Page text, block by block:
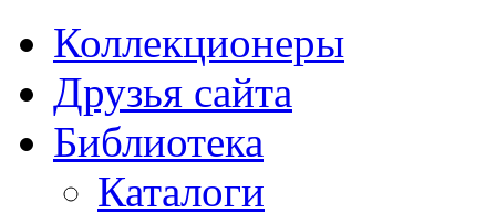
Коллекционеры
Друзья сайта
Библиотека
Каталоги